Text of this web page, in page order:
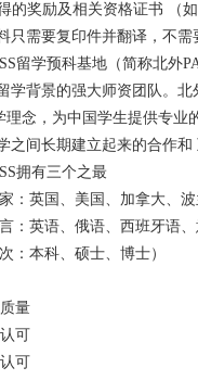
的奖励及相关资格证书 （
只需要复印件并翻译，不
留学预科基地（简称北外
学背景的强大师资团队。北
理念，为中国学生提供专业
之间长期建立起来的合作
拥有三个之最
：英国、美国、加拿大、
：英语、俄语、西班牙语、
：本科、硕士、博士）
量
可
可